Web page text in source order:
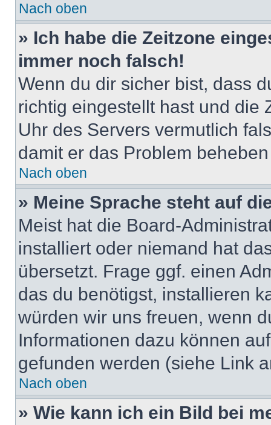
Nach oben
» Ich habe die Zeitzone
immer noch falsch!
Wenn du dir sicher bist, dass
richtig eingestellt hast und die
Uhr des Servers vermutlich
damit er das Problem
Nach oben
» Meine Sprache steht auf
Meist hat die Board-
installiert oder niemand hat
übersetzt. Frage ggf. einen
das du benötigst, installieren
würden wir uns freuen, wenn
Informationen dazu können
gefunden werden (siehe Link
Nach oben
» Wie kann ich ein Bild bei